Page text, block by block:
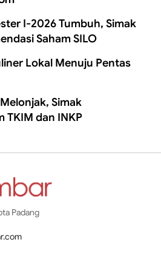
I-2026 Tumbuh, Simak
Saham SILO
Lokal Menuju Pentas
Simak
TKIM dan INKP
Padang